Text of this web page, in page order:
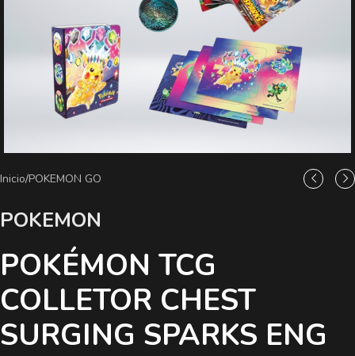
Inicio/POKEMON GO
POKEMON
POKÉMON TCG
COLLETOR CHEST
SURGING SPARKS ENG